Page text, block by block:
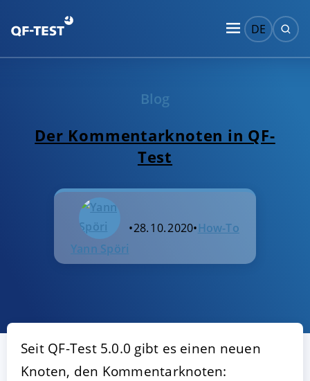
DE
Blog
Der Kommentarknoten in QF-
Test
Yann Spöri
•28. 10. 2020•How-To
Seit QF-Test 5.0.0 gibt es einen neuen
Knoten, den Kommentarknoten: